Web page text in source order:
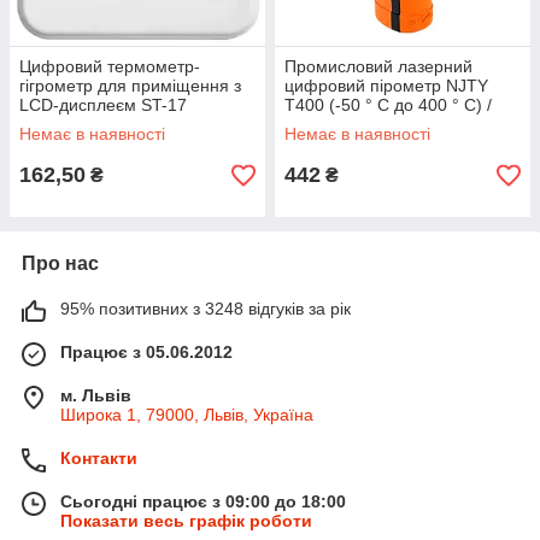
Цифровий термометр-
гігрометр для приміщення з
LCD-дисплеєм ST-17
Немає в наявності
162,50 ₴
Промисловий лазерний
цифровий пірометр NJTY
T400 (-50 ° C до 400 ° C) /
Промисловий термометр
Немає в наявності
442 ₴
Про нас
95% позитивних з 3248 відгуків за рік
Працює з 05.06.2012
м. Львів
Широка 1, 79000, Львів, Україна
Контакти
Сьогодні працює з 09:00 до 18:00
Показати весь графік роботи